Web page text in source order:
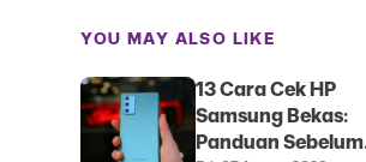
YOU MAY ALSO LIKE
13 Cara Cek HP
Samsung Bekas:
Panduan Sebelum